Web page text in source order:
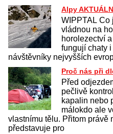
Alpy
WIPPTAL Co
vládnou na
horolezectví
fungují chaty
návštěvníky nejvyšších
Proč nás při
Před
pečlivě
kapalin nebo
málokdo ale
vlastnímu tělu. Přitom právě
představuje pro